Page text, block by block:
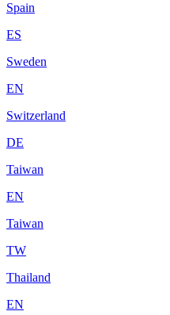
Spain
ES
Sweden
EN
Switzerland
DE
Taiwan
EN
Taiwan
TW
Thailand
EN